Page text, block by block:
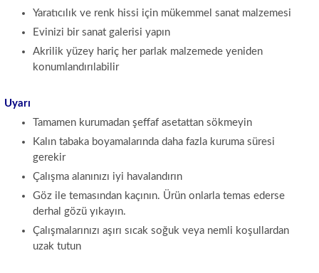
Yaratıcılık ve renk hissi için mükemmel sanat malzemesi
Evinizi bir sanat galerisi yapın
Akrilik yüzey hariç her parlak malzemede yeniden
konumlandırılabilir
Uyarı
Tamamen kurumadan şeffaf asetattan sökmeyin
Kalın tabaka boyamalarında daha fazla kuruma süresi
gerekir
Çalışma alanınızı iyi havalandırın
Göz ile temasından kaçının. Ürün onlarla temas ederse
derhal gözü yıkayın.
Çalışmalarınızı aşırı sıcak soğuk veya nemli koşullardan
uzak tutun